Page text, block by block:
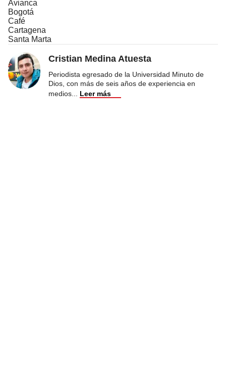
Avianca
Bogotá
Café
Cartagena
Santa Marta
Cristian Medina Atuesta
Periodista egresado de la Universidad Minuto de
Dios, con más de seis años de experiencia en
medios
Leer más